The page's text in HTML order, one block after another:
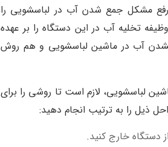
مشکل جمع شدن آب در لباسشویی را
تخلیه آب در این دستگاه را بر عهده
نشدن آب در ماشین لباسشویی و هم روش
لباسشویی، لازم است تا روشی را برای
ذیل را به ترتیب انجام دهید:
دستگاه خارج کنید.